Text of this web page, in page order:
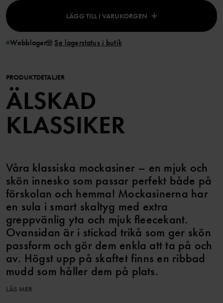
LÄGG TILL I VARUKORGEN
Webblager Se lagerstatus i butik
PRODUKTDETALJER
ÄLSKAD
KLASSIKER
Våra klassiska mockasiner – en mjuk och
skön innesko som passar perfekt både på
förskolan och hemma! Mockasinerna har
en sula i smart skaltyg med extra
greppvänlig yta och mjuk fleecekant.
Ovansidan är i stickad trikå som ger skön
passform och gör dem enkla att ta på och
av. Högst upp på skaftet finns en ribbad
mudd som håller dem på plats.
Artikelnummer
LÄS MER